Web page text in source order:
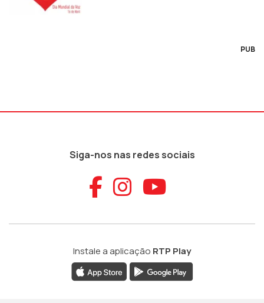
PUB
Siga-nos nas redes sociais
Aceder ao
Aceder ao
Aceder
Instale a aplicação RTP Play